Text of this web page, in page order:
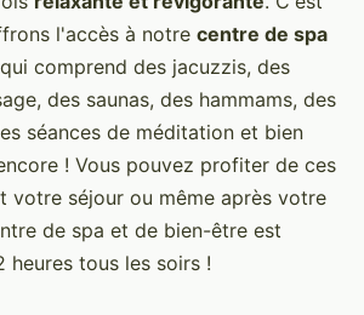
l'accès à notre centre de spa
comprend des jacuzzis, des
des saunas, des hammams, des
séances de méditation et bien
! Vous pouvez profiter de ces
votre séjour ou même après votre
de spa et de bien-être est
heures tous les soirs !